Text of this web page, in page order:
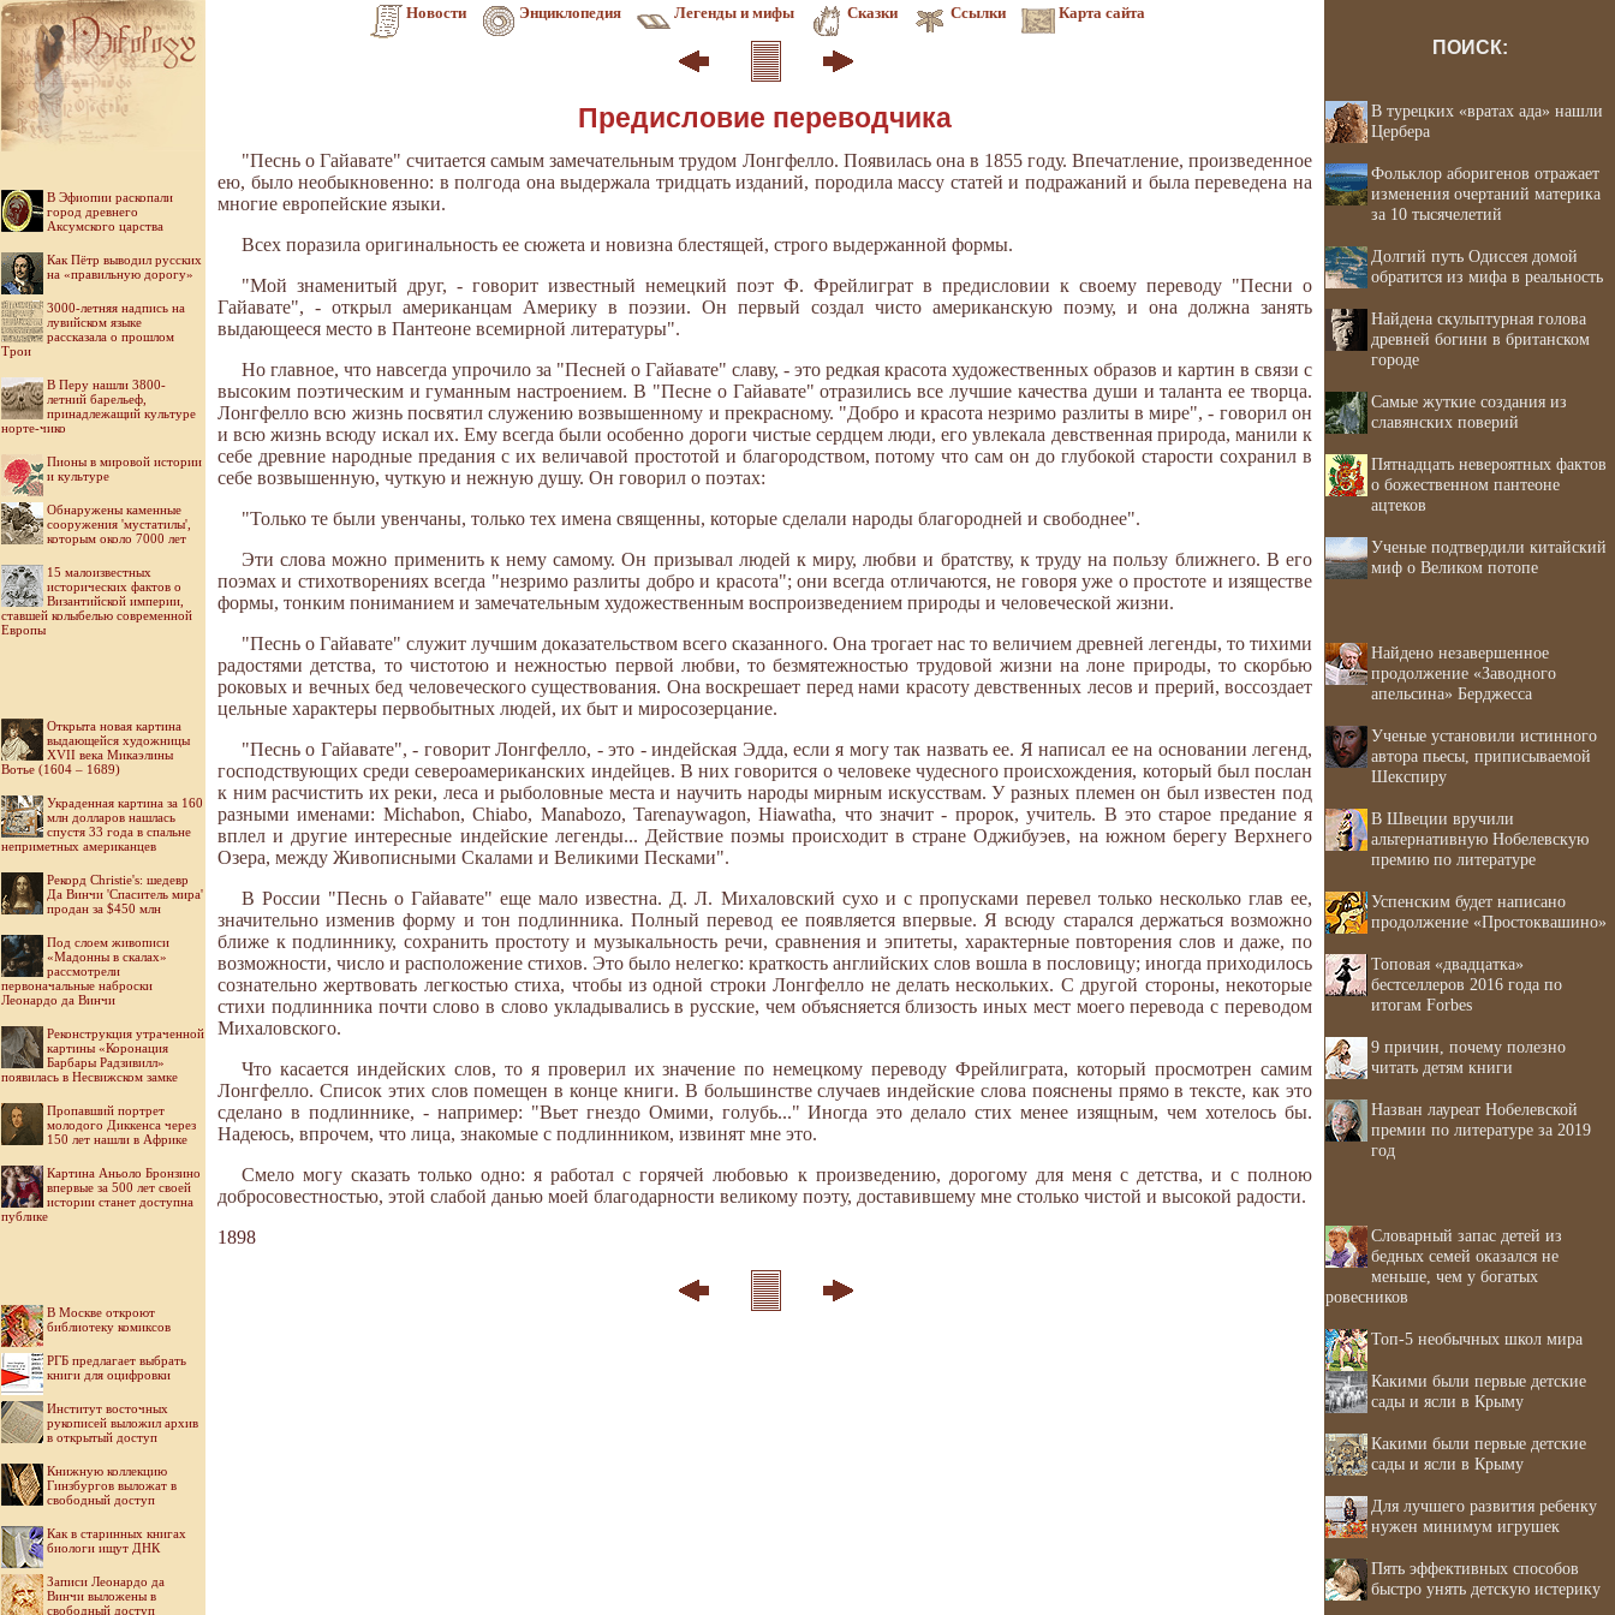
Новости Энциклопедия Легенды и мифы Сказки Ссылки Карта сайта
В Эфиопии раскопали
город древнего
Аксумского царства
Как Пётр выводил русских
на «правильную дорогу»
3000-летняя надпись на
лувийском языке
рассказала о прошлом
Трои
В Перу нашли 3800-
летний барельеф,
принадлежащий культуре
норте-чико
Пионы в мировой истории
и культуре
Обнаружены каменные
сооружения 'мустатилы',
которым около 7000 лет
15 малоизвестных
исторических фактов о
Византийской империи,
ставшей колыбелью современной
Европы
Открыта новая картина
выдающейся художницы
XVII века Микаэлины
Вотье (1604 – 1689)
Украденная картина за 160
млн долларов нашлась
спустя 33 года в спальне
неприметных американцев
Рекорд Christie's: шедевр
Да Винчи 'Спаситель мира'
продан за $450 млн
Под слоем живописи
«Мадонны в скалах»
рассмотрели
первоначальные наброски
Леонардо да Винчи
Реконструкция утраченной
картины «Коронация
Барбары Радзивилл»
появилась в Несвижском замке
Пропавший портрет
молодого Диккенса через
150 лет нашли в Африке
Картина Аньоло Бронзино
впервые за 500 лет своей
истории станет доступна
публике
В Москве откроют
библиотеку комиксов
РГБ предлагает выбрать
книги для оцифровки
Институт восточных
рукописей выложил архив
в открытый доступ
Книжную коллекцию
Гинзбургов выложат в
свободный доступ
Как в старинных книгах
биологи ищут ДНК
Записи Леонардо да
Винчи выложены в
свободный доступ
Предисловие переводчика
"Песнь о Гайавате" считается самым замечательным трудом Лонгфелло. Появилась она в 1855 году. Впечатление, произведенное
ею, было необыкновенно: в полгода она выдержала тридцать изданий, породила массу статей и подражаний и была переведена на
многие европейские языки.
Всех поразила оригинальность ее сюжета и новизна блестящей, строго выдержанной формы.
"Мой знаменитый друг, - говорит известный немецкий поэт Ф. Фрейлиграт в предисловии к своему переводу "Песни о
Гайавате", - открыл американцам Америку в поэзии. Он первый создал чисто американскую поэму, и она должна занять
выдающееся место в Пантеоне всемирной литературы".
Но главное, что навсегда упрочило за "Песней о Гайавате" славу, - это редкая красота художественных образов и картин в связи с
высоким поэтическим и гуманным настроением. В "Песне о Гайавате" отразились все лучшие качества души и таланта ее творца.
Лонгфелло всю жизнь посвятил служению возвышенному и прекрасному. "Добро и красота незримо разлиты в мире", - говорил он
и всю жизнь всюду искал их. Ему всегда были особенно дороги чистые сердцем люди, его увлекала девственная природа, манили к
себе древние народные предания с их величавой простотой и благородством, потому что сам он до глубокой старости сохранил в
себе возвышенную, чуткую и нежную душу. Он говорил о поэтах:
"Только те были увенчаны, только тех имена священны, которые сделали народы благородней и свободнее".
Эти слова можно применить к нему самому. Он призывал людей к миру, любви и братству, к труду на пользу ближнего. В его
поэмах и стихотворениях всегда "незримо разлиты добро и красота"; они всегда отличаются, не говоря уже о простоте и изяществе
формы, тонким пониманием и замечательным художественным воспроизведением природы и человеческой жизни.
"Песнь о Гайавате" служит лучшим доказательством всего сказанного. Она трогает нас то величием древней легенды, то тихими
радостями детства, то чистотою и нежностью первой любви, то безмятежностью трудовой жизни на лоне природы, то скорбью
роковых и вечных бед человеческого существования. Она воскрешает перед нами красоту девственных лесов и прерий, воссоздает
цельные характеры первобытных людей, их быт и миросозерцание.
"Песнь о Гайавате", - говорит Лонгфелло, - это - индейская Эдда, если я могу так назвать ее. Я написал ее на основании легенд,
господствующих среди североамериканских индейцев. В них говорится о человеке чудесного происхождения, который был послан
к ним расчистить их реки, леса и рыболовные места и научить народы мирным искусствам. У разных племен он был известен под
разными именами: Michabon, Chiabo, Manabozo, Tarenaywagon, Hiawatha, что значит - пророк, учитель. В это старое предание я
вплел и другие интересные индейские легенды... Действие поэмы происходит в стране Оджибуэев, на южном берегу Верхнего
Озера, между Живописными Скалами и Великими Песками".
В России "Песнь о Гайавате" еще мало известна. Д. Л. Михаловский сухо и с пропусками перевел только несколько глав ее,
значительно изменив форму и тон подлинника. Полный перевод ее появляется впервые. Я всюду старался держаться возможно
ближе к подлиннику, сохранить простоту и музыкальность речи, сравнения и эпитеты, характерные повторения слов и даже, по
возможности, число и расположение стихов. Это было нелегко: краткость английских слов вошла в пословицу; иногда приходилось
сознательно жертвовать легкостью стиха, чтобы из одной строки Лонгфелло не делать нескольких. С другой стороны, некоторые
стихи подлинника почти слово в слово укладывались в русские, чем объясняется близость иных мест моего перевода с переводом
Михаловского.
Что касается индейских слов, то я проверил их значение по немецкому переводу Фрейлиграта, который просмотрен самим
Лонгфелло. Список этих слов помещен в конце книги. В большинстве случаев индейские слова пояснены прямо в тексте, как это
сделано в подлиннике, - например: "Вьет гнездо Омими, голубь..." Иногда это делало стих менее изящным, чем хотелось бы.
Надеюсь, впрочем, что лица, знакомые с подлинником, извинят мне это.
Смело могу сказать только одно: я работал с горячей любовью к произведению, дорогому для меня с детства, и с полною
добросовестностью, этой слабой данью моей благодарности великому поэту, доставившему мне столько чистой и высокой радости.
1898
ПОИСК:
В турецких «вратах ада» нашли
Цербера
Фольклор аборигенов отражает
изменения очертаний материка
за 10 тысячелетий
Долгий путь Одиссея домой
обратится из мифа в реальность
Найдена скульптурная голова
древней богини в британском
городе
Самые жуткие создания из
славянских поверий
Пятнадцать невероятных фактов
о божественном пантеоне
ацтеков
Ученые подтвердили китайский
миф о Великом потопе
Найдено незавершенное
продолжение «Заводного
апельсина» Берджесса
Ученые установили истинного
автора пьесы, приписываемой
Шекспиру
В Швеции вручили
альтернативную Нобелевскую
премию по литературе
Успенским будет написано
продолжение «Простоквашино»
Топовая «двадцатка»
бестселлеров 2016 года по
итогам Forbes
9 причин, почему полезно
читать детям книги
Назван лауреат Нобелевской
премии по литературе за 2019
год
Словарный запас детей из
бедных семей оказался не
меньше, чем у богатых
ровесников
Топ-5 необычных школ мира
Какими были первые детские
сады и ясли в Крыму
Какими были первые детские
сады и ясли в Крыму
Для лучшего развития ребенку
нужен минимум игрушек
Пять эффективных способов
быстро унять детскую истерику